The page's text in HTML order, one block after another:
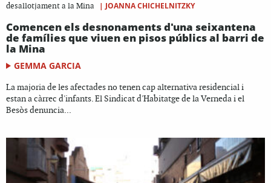
desallotjament a la Mina
| JOANNA CHICHELNITZKY
Comencen els desnonaments d'una seixantena
de famílies que viuen en pisos públics al barri de
la Mina
GEMMA GARCIA
La majoria de les afectades no tenen cap alternativa residencial i
estan a càrrec d'infants. El Sindicat d'Habitatge de la Verneda i el
Besòs denuncia...